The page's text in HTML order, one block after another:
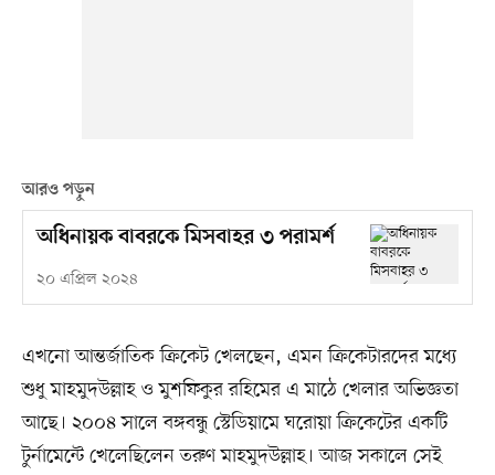
আরও পড়ুন
অধিনায়ক বাবরকে মিসবাহর ৩ পরামর্শ
২০ এপ্রিল ২০২৪
এখনো আন্তর্জাতিক ক্রিকেট খেলছেন, এমন ক্রিকেটারদের মধ্যে
শুধু মাহমুদউল্লাহ ও মুশফিকুর রহিমের এ মাঠে খেলার অভিজ্ঞতা
আছে। ২০০৪ সালে বঙ্গবন্ধু স্টেডিয়ামে ঘরোয়া ক্রিকেটের একটি
টুর্নামেন্টে খেলেছিলেন তরুণ মাহমুদউল্লাহ। আজ সকালে সেই